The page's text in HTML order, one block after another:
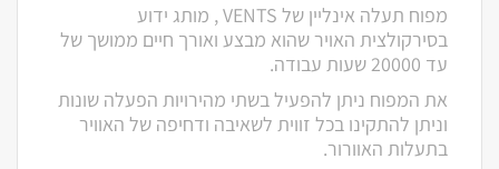
מפוח תעלה אינליין של VENTS , מותג ידוע
בסירקולצית האויר שהוא מבצע ואורך חיים ממושך של
עד 20000 שעות עבודה.
את המפוח ניתן להפעיל בשתי מהירויות הפעלה שונות
וניתן להתקינו בכל זווית לשאיבה ודחיפה של האוויר
בתעלות האוורור.